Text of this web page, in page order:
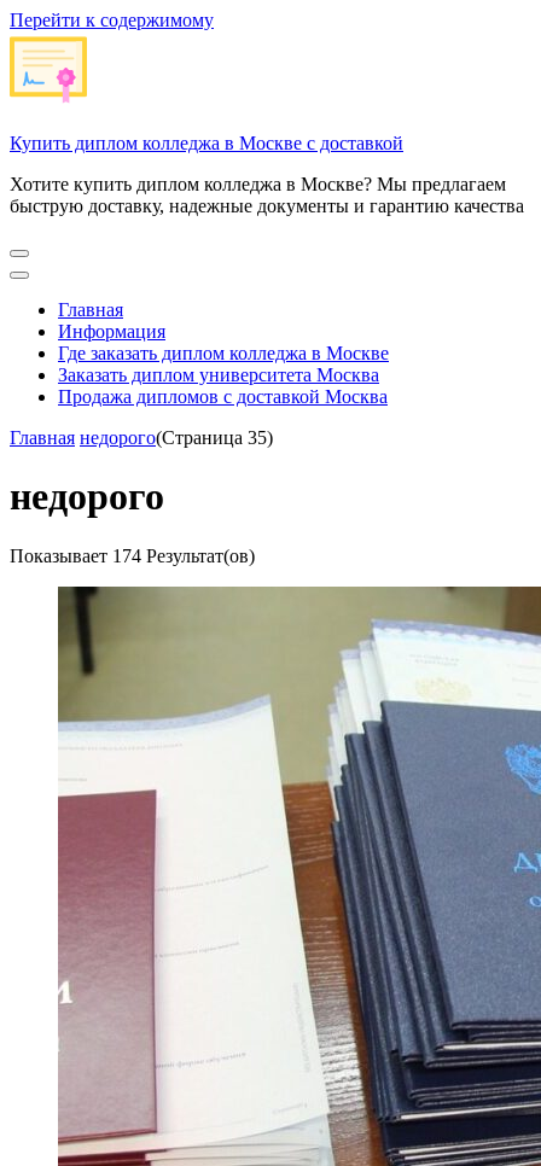
Перейти к содержимому
Купить диплом колледжа в Москве с доставкой
Хотите купить диплом колледжа в Москве? Мы предлагаем
быструю доставку, надежные документы и гарантию качества
Главная
Информация
Где заказать диплом колледжа в Москве
Заказать диплом университета Москва
Продажа дипломов с доставкой Москва
Главная недорого(Страница 35)
недорого
Показывает 174 Результат(ов)